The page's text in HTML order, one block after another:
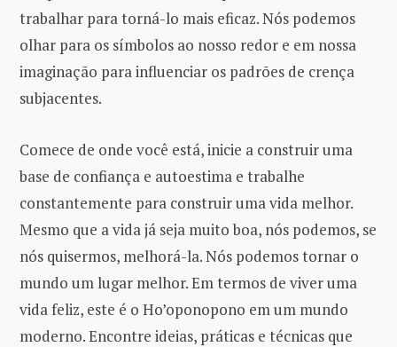
trabalhar para torná-lo mais eficaz. Nós podemos
olhar para os símbolos ao nosso redor e em nossa
imaginação para influenciar os padrões de crença
subjacentes.
Comece de onde você está, inicie a construir uma
base de confiança e autoestima e trabalhe
constantemente para construir uma vida melhor.
Mesmo que a vida já seja muito boa, nós podemos, se
nós quisermos, melhorá-la. Nós podemos tornar o
mundo um lugar melhor. Em termos de viver uma
vida feliz, este é o Ho’oponopono em um mundo
moderno. Encontre ideias, práticas e técnicas que